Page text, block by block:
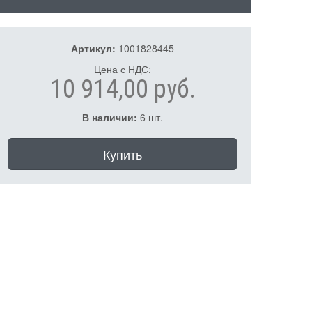
Артикул: 1001828445
Цена с НДС:
10 914,00 руб.
В наличии: 6 шт.
Купить